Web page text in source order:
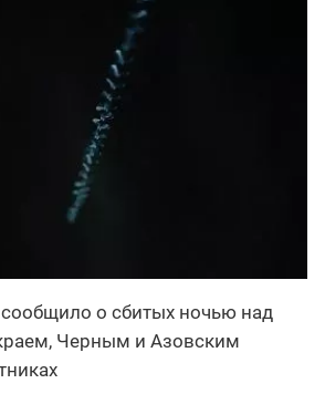
о сбитых ночью над
Черным и Азовским